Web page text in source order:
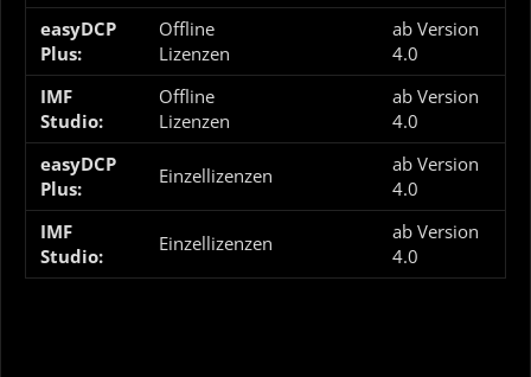
easyDCP
Plus:
Offline
Lizenzen
ab Version
4.0
IMF
Studio:
Offline
Lizenzen
ab Version
4.0
easyDCP
Plus:
Einzellizenzen
ab Version
4.0
IMF
Studio:
Einzellizenzen
ab Version
4.0